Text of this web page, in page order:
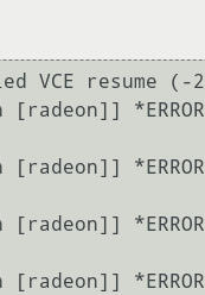
VCE resume (-